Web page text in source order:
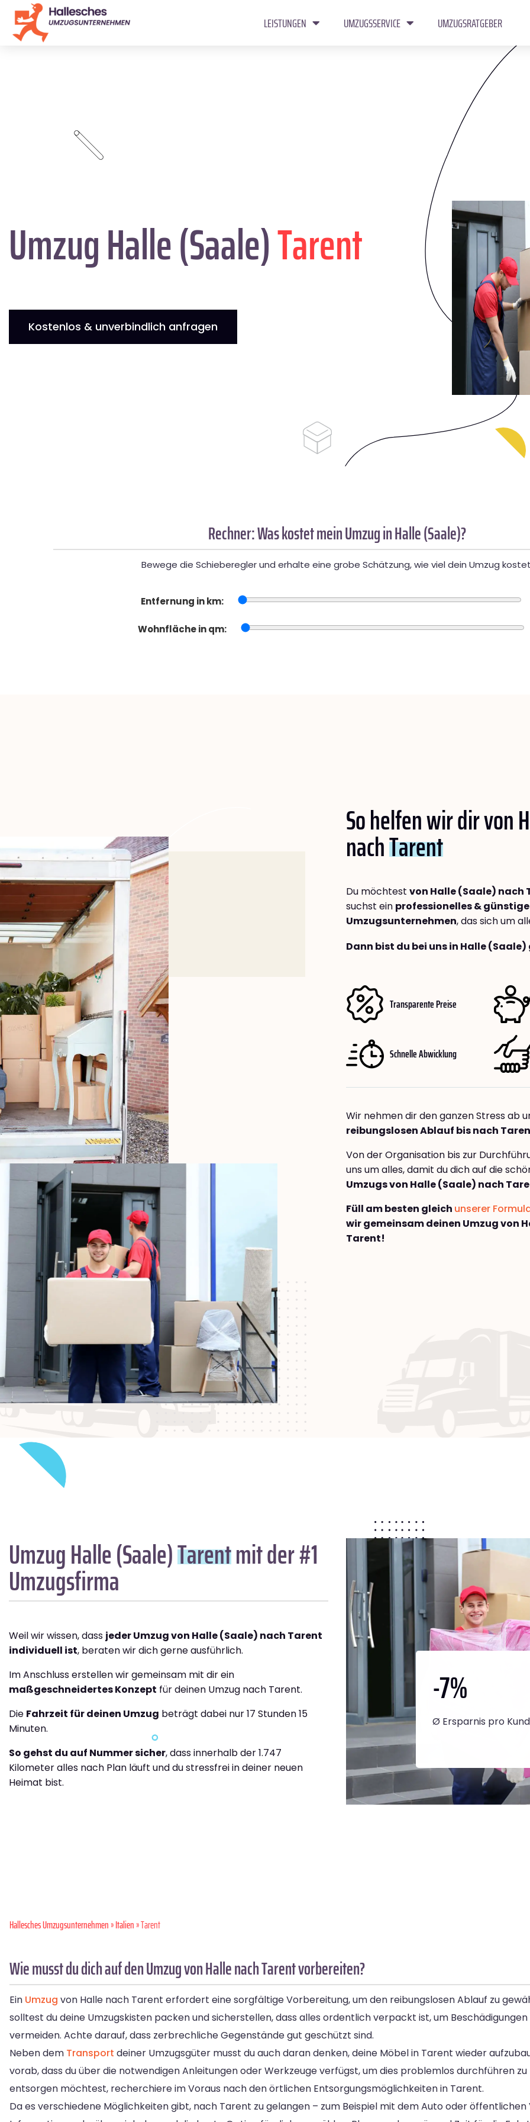
LEISTUNGEN UMZUGSSERVICE UMZUGSRATGEBER
Umzug Halle (Saale)Tarent
Kostenlos & unverbindlich anfragen
Rechner: Was kostet mein Umzug in Halle (Saale)?
Bewege die Schieberegler und erhalte eine grobe Schätzung, wie viel dein Umzug
Entfernung in km:
Wohnfläche in qm:
So helfen wir dir von
nachTarent
Du möchtest von Halle (Saale) nach
suchst ein professionelles &
Umzugsunternehmen, das sich um
Dann bist du bei uns in Halle
Transparente Preise
Schnelle Abwicklung
Wir nehmen dir den ganzen Stress ab
reibungslosen Ablauf bis nach
Von der Organisation bis zur
uns um alles, damit du dich auf die
Umzugs von Halle (Saale) nach
Füll am besten gleich unserer
wir gemeinsam deinen Umzug von
Tarent!
Umzug Halle (Saale)Tarentmit der #1
Umzugsfirma
Weil wir wissen, dass jeder Umzug von Halle (Saale) nach Tarent
individuell ist, beraten wir dich gerne ausführlich.
Im Anschluss erstellen wir gemeinsam mit dir ein
maßgeschneidertes Konzept für deinen Umzug nach Tarent.
Die Fahrzeit für deinen Umzug beträgt dabei nur 17 Stunden 15
Minuten.
So gehst du auf Nummer sicher, dass innerhalb der 1.747
Kilometer alles nach Plan läuft und du stressfrei in deiner neuen
Heimat bist.
-7%
Ø Ersparnis pro
Hallesches Umzugsunternehmen»Italien» Tarent
Wie musst du dich auf den Umzug von Halle nach Tarent vorbereiten?
Ein Umzug von Halle nach Tarent erfordert eine sorgfältige Vorbereitung, um den reibungslosen Ablauf zu
solltest du deine Umzugskisten packen und sicherstellen, dass alles ordentlich verpackt ist, um
vermeiden. Achte darauf, dass zerbrechliche Gegenstände gut geschützt sind.
Neben dem Transport deiner Umzugsgüter musst du auch daran denken, deine Möbel in Tarent wieder
vorab, dass du über die notwendigen Anleitungen oder Werkzeuge verfügst, um dies problemlos durchführen
entsorgen möchtest, recherchiere im Voraus nach den örtlichen Entsorgungsmöglichkeiten in Tarent.
Da es verschiedene Möglichkeiten gibt, nach Tarent zu gelangen – zum Beispiel mit dem Auto oder